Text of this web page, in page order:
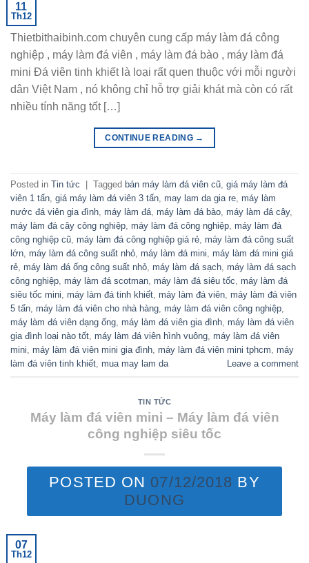
11
Th12
Thietbithaibinh.com chuyên cung cấp máy làm đá công
nghiệp , máy làm đá viên , máy làm đá bào , máy làm đá
mini Đá viên tinh khiết là loại rất quen thuộc với mỗi người
dân Việt Nam , nó không chỉ hỗ trợ giải khát mà còn có rất
nhiều tính năng tốt […]
CONTINUE READING →
Posted in Tin tức Tagged bán máy làm đá viên cũ giá máy làm đá
viên 1 tấn giá máy làm đá viên 3 tấn may lam da gia re máy làm
nước đá viên gia đình máy làm đá máy làm đá bào máy làm đá cây,
máy làm đá cây công nghiệp máy làm đá công nghiệp máy làm đá
công nghiệp cũ máy làm đá công nghiệp giá rẻ máy làm đá công suất
lớn máy làm đá công suất nhỏ máy làm đá mini máy làm đá mini giá
rẻ máy làm đá ống công suất nhỏ máy làm đá sạch máy làm đá sạch
công nghiệp máy làm đá scotman máy làm đá siêu tốc máy làm đá
siêu tốc mini máy làm đá tinh khiết máy làm đá viên máy làm đá viên
5 tấn máy làm đá viên cho nhà hàng máy làm đá viên công nghiệp
máy làm đá viên dạng ống máy làm đá viên gia đình máy làm đá viên
gia đình loại nào tốt máy làm đá viên hình vuông máy làm đá viên
mini máy làm đá viên mini gia đình máy làm đá viên mini tphcm máy
làm đá viên tinh khiết mua may lam da Leave a comment
TIN TỨC
Máy làm đá viên mini – Máy làm đá viên
công nghiệp siêu tốc
POSTED ON 07/12/2018 BY
DUONG
07
Th12